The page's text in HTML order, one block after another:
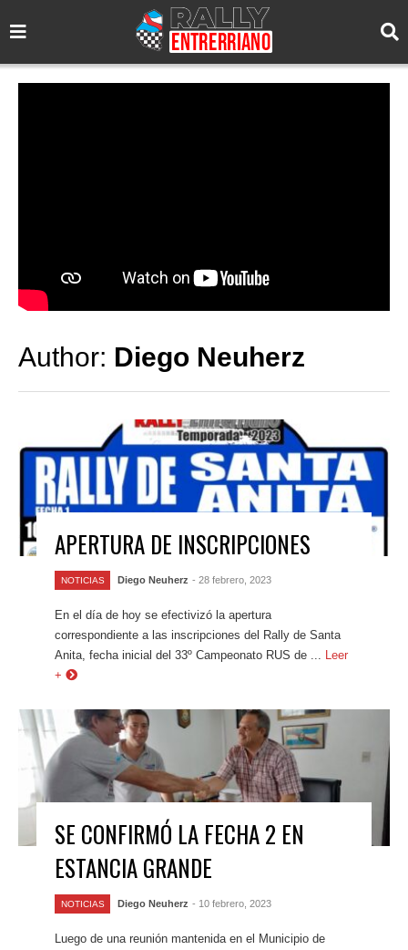
Author: Diego Neuherz
APERTURA DE INSCRIPCIONES
NOTICIAS Diego Neuherz - 28 febrero, 2023
En el día de hoy se efectivizó la apertura
correspondiente a las inscripciones del Rally de Santa
Anita, fecha inicial del 33º Campeonato RUS de ...
Leer
+
SE CONFIRMÓ LA FECHA 2 EN
ESTANCIA GRANDE
NOTICIAS Diego Neuherz - 10 febrero, 2023
Luego de una reunión mantenida en el Municipio de